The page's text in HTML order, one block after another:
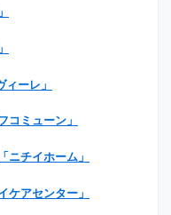
ーレ」
コミューン」
ニチイホーム」
ケアセンター」